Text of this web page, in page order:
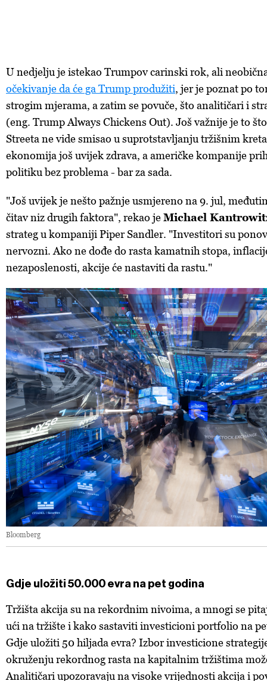
U nedjelju je istekao Trumpov carinski rok, ali
očekivanje da će ga Trump produžiti, jer je poznat po
strogim mjerama, a zatim se povuče, što analitičari i
(eng. Trump Always Chickens Out). Još važnije je to
Streeta ne vide smisao u suprotstavljanju tržišnim
ekonomija još uvijek zdrava, a američke kompanije
politiku bez problema - bar za sada.
"Još uvijek je nešto pažnje usmjereno na 9. jul,
čitav niz drugih faktora", rekao jeMichael
strateg u kompaniji Piper Sandler. "Investitori su
nervozni. Ako ne dođe do rasta kamatnih stopa,
nezaposlenosti, akcije će nastaviti da rastu."
Bloomberg
Gdje uložiti 50.000 evra na pet godina
Tržišta akcija su na rekordnim nivoima, a mnogi se
ući na tržište i kako sastaviti investicioni portfolio na
Gdje uložiti 50 hiljada evra? Izbor investicione
okruženju rekordnog rasta na kapitalnim tržištima
Analitičari upozoravaju na visoke vrijednosti akcija i